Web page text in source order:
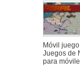
Móvil
Juegos de
para